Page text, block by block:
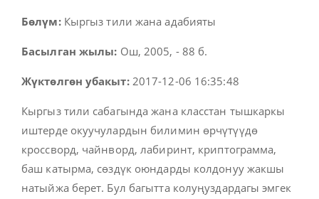
Бөлүм:Кыргыз тили жана адабияты
Басылган жылы: Ош, 2005, - 88 б.
Жүктөлгөн убакыт:2017-12-06 16:35:48
Кыргыз тили сабагында жана класстан тышкаркы
иштерде окуучулардын билимин өрчүтүүдө
кроссворд, чайнворд, лабиринт, криптограмма,
баш катырма, сөздүк оюндарды колдонуу жакшы
натыйжа берет. Бул багытта колуңуздардагы эмгек